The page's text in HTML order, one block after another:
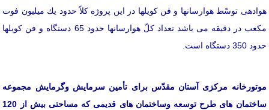
هوادهی توسّط هوارسانها و فن كویلها در این پروژه كلاً حدود یك میلیون فوت
مكعب در دقیقه می باشد تعداد كلّ هوارسانها حدود 65 دستگاه و فن كویلها
حدود 350 دستگاه است.
موتورخانه مركزی آستان مقدّس برای تأمین سرمایش وگرمایش مجموعه
ساختمان های طرح توسعه وساختمان های قدیمی كه مساحتی بیش از 120